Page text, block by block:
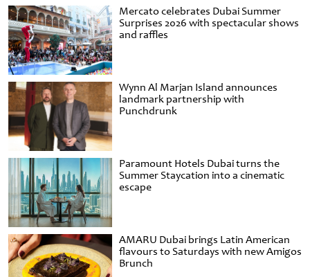
Mercato celebrates Dubai Summer
Surprises 2026 with spectacular shows
and raffles
Wynn Al Marjan Island announces
landmark partnership with
Punchdrunk
Paramount Hotels Dubai turns the
Summer Staycation into a cinematic
escape
AMARU Dubai brings Latin American
flavours to Saturdays with new Amigos
Brunch